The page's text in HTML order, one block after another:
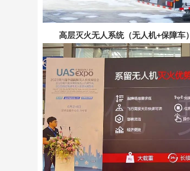
高层灭火无人系统（无人机+保障车）